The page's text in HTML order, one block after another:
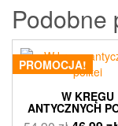
Podobne
PROMOCJA!
W KRĘGU
ANTYCZNYCH